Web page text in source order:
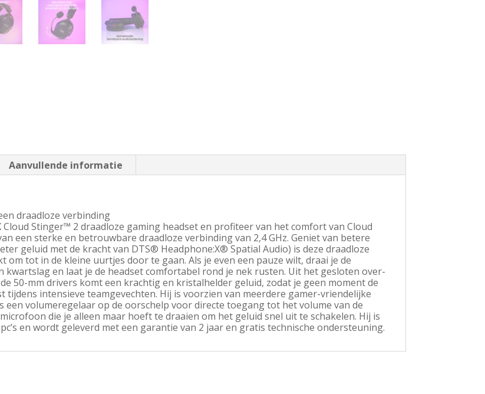
Aanvullende informatie
draadloze verbinding
Cloud Stinger™ 2 draadloze gaming headset en profiteer van het comfort van Cloud
een sterke en betrouwbare draadloze verbinding van 2,4 GHz. Geniet van betere
geluid met de kracht van DTS® Headphone:X® Spatial Audio) is deze draadloze
om tot in de kleine uurtjes door te gaan. Als je even een pauze wilt, draai je de
kwartslag en laat je de headset comfortabel rond je nek rusten. Uit het gesloten over-
50-mm drivers komt een krachtig en kristalhelder geluid, zodat je geen moment de
tijdens intensieve teamgevechten. Hij is voorzien van meerdere gamer-vriendelijke
een volumeregelaar op de oorschelp voor directe toegang tot het volume van de
die je alleen maar hoeft te draaien om het geluid snel uit te schakelen. Hij is
en wordt geleverd met een garantie van 2 jaar en gratis technische ondersteuning.